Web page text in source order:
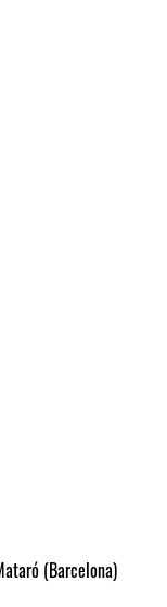
(Barcelona)